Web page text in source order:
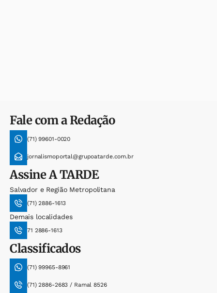
Fale com a Redação
(71) 99601-0020
jornalismoportal@grupoatarde.com.br
AssineA TARDE
Salvador e Região Metropolitana
(71) 2886-1613
Demais localidades
71 2886-1613
Classificados
(71) 99965-8961
(71) 2886-2683 / Ramal 8526